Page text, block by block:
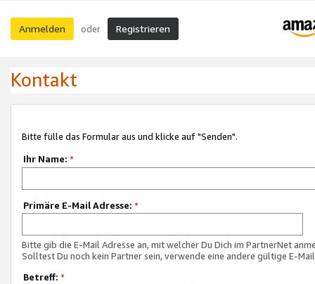
Anmelden oder Registrieren
Kontakt
Bitte fülle das Formular aus und klicke auf "Senden".
Ihr Name: *
Primäre E-Mail Adresse: *
Bitte gib die E-Mail Adresse an, mit welcher Du Dich im PartnerNet
Solltest Du noch kein Partner sein, verwende eine andere gültige E-
Betreff: *